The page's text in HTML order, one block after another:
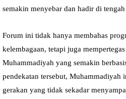
semakin menyebar dan hadir di
Forum ini tidak hanya membahas
kelembagaan, tetapi juga
Muhammadiyah yang semakin
pendekatan tersebut, Muhammadiyah
gerakan yang tidak sekadar